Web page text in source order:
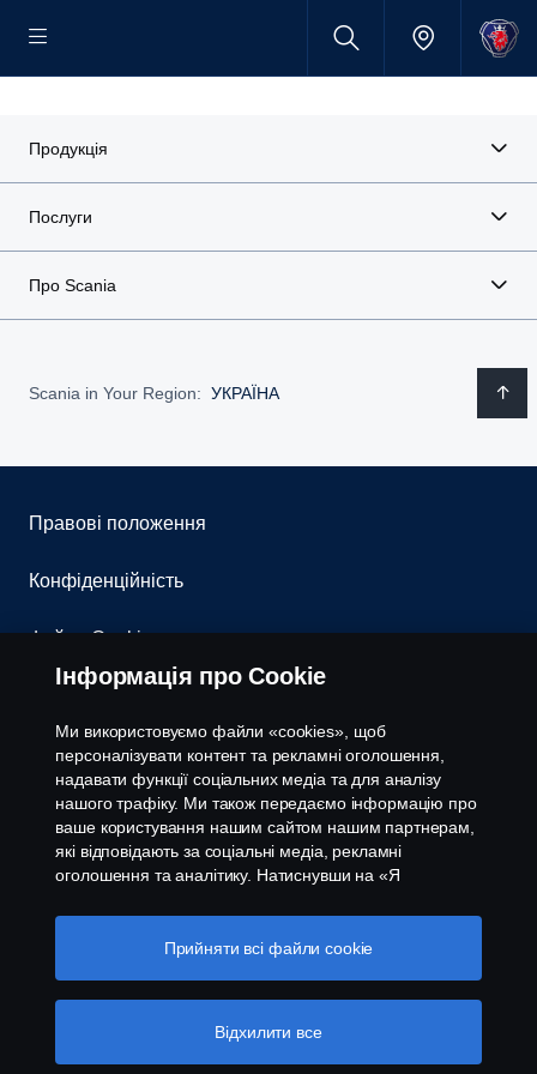
Продукція
Послуги
Про Scania
Scania in Your Region: УКРАЇНА
Правові положення
Конфіденційність
Файли Cookies
Контакти
Система повідомлення про порушення
Налаштування cookies
CV AB (publ). ТОВ "Сканія Україна", 08004,
Київська область, Бучанський район, с.Калинівка,
Інформація про Cookie
Ми використовуємо файли «cookies», щоб
персоналізувати контент та рекламні оголошення,
надавати функції соціальних медіа та для аналізу
нашого трафіку. Ми також передаємо інформацію про
ваше користування нашим сайтом нашим партнерам,
які відповідають за соціальні медіа, рекламні
оголошення та аналітику. Натиснувши на «Я
згоду на використання всіх файлів cookies та на
передачу інформації. Ви також можете керувати
ми використовуємо файли cookie, відвідайте сторінку
про cookie на нашому сайті, натиснувши на посилання
Відхилити все
Прийняти всі файли сookie